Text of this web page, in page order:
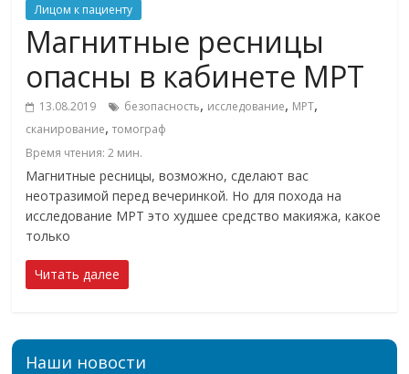
Лицом к пациенту
Магнитные ресницы
опасны в кабинете МРТ
13.08.2019 безопасность, исследование, МРТ,
сканирование,томограф
Время чтения:2 мин.
Магнитные ресницы, возможно, сделают вас
неотразимой перед вечеринкой. Но для похода на
исследование МРТ это худшее средство макияжа, какое
только
Читать далее
Наши новости